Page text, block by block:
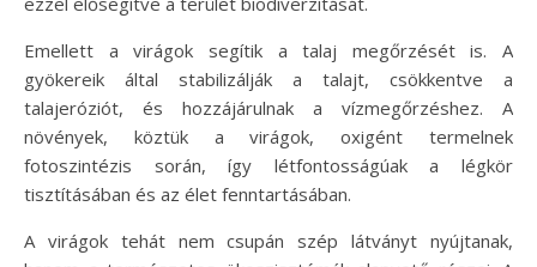
Emellett a virágok segítik a talaj megőrzését is. A
gyökereik által stabilizálják a talajt, csökkentve a
talajeróziót, és hozzájárulnak a vízmegőrzéshez. A
növények, köztük a virágok, oxigént termelnek
fotoszintézis során, így létfontosságúak a légkör
tisztításában és az élet fenntartásában.
A virágok tehát nem csupán szép látványt nyújtanak,